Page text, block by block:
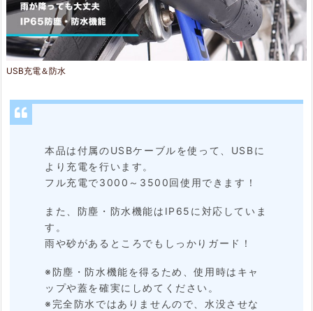
USB充電＆防水
本品は付属のUSBケーブルを使って、USBに
より充電を行います。
フル充電で3000～3500回使用できます！
また、防塵・防水機能はIP65に対応していま
す。
雨や砂があるところでもしっかりガード！
※防塵・防水機能を得るため、使用時はキャ
ップや蓋を確実にしめてください。
※完全防水ではありませんので、水没させな